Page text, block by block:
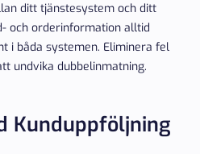
ditt tjänstesystem och ditt
och orderinformation alltid
i båda systemen. Eliminera fel
undvika dubbelinmatning.
Kunduppföljning